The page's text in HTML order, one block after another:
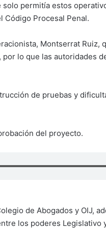
permitía estos
Código Procesal Penal.
Montserrat Ruiz,
lo que las autoridades
de pruebas y
del proyecto.
de Abogados y OIJ,
los poderes Legislativo